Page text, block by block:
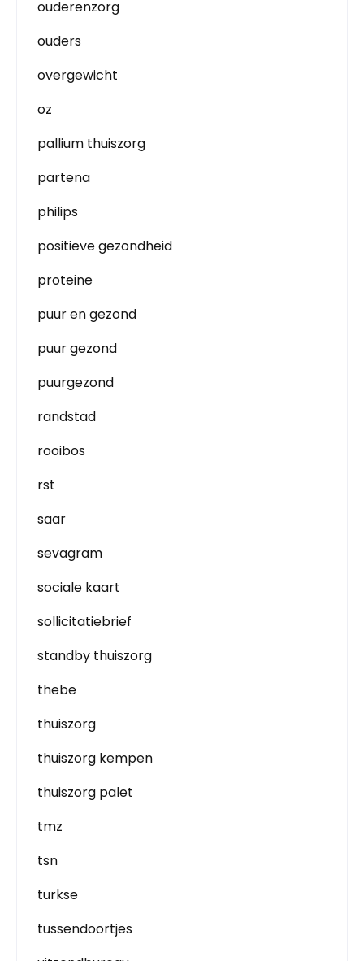
ouderenzorg
ouders
overgewicht
oz
pallium thuiszorg
partena
philips
positieve gezondheid
proteine
puur en gezond
puur gezond
puurgezond
randstad
rooibos
rst
saar
sevagram
sociale kaart
sollicitatiebrief
standby thuiszorg
thebe
thuiszorg
thuiszorg kempen
thuiszorg palet
tmz
tsn
turkse
tussendoortjes